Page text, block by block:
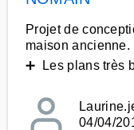
Projet de
maison ancienne.
➕ Les plans très
04/04/